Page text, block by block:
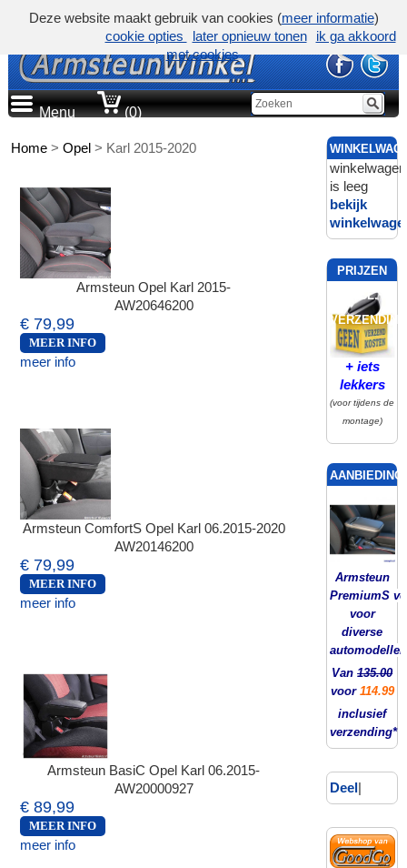
Menu (0)
Home >Opel > Karl 2015-2020
Armsteun Opel Karl 2015-
AW20646200
€ 79,99
MEER INFO
meer info
Armsteun ComfortS Opel Karl 06.2015-2020
AW20146200
€ 79,99
MEER INFO
meer info
Armsteun BasiC Opel Karl 06.2015-
AW20000927
€ 89,99
MEER INFO
meer info
winkelwagen
is leeg
bekijk
PRIJZEN
INCL.
VERZENDING
+ iets
lekkers
(voor tijdens de
montage)
Armsteun
PremiumS
voor
diverse
automodellen
Van135.00
voor 114.99
inclusief
verzending*
Deel|
Deze website maakt gebruik van cookies (meer informatie)
cookie opties
later opnieuw tonen
ik ga akkoord
met cookies